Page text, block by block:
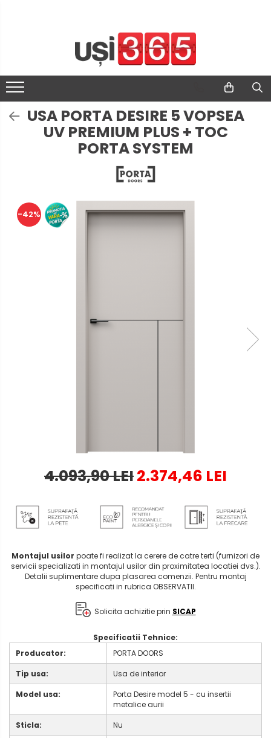
USA PORTA DESIRE 5 VOPSEA
UV PREMIUM PLUS + TOC
PORTA SYSTEM
-42%
4.093,90 LEI2.374,46 LEI
Montajul usilor poate fi realizat la cerere de catre terti (furnizori de
servicii specializati in montajul usilor din proximitatea locatiei dvs.).
Detalii suplimentare dupa plasarea comenzii. Pentru montaj
specificati in rubrica OBSERVATII.
Solicita achizitie prin SICAP
Specificatii Tehnice:
Producator:
PORTA DOORS
Tip usa:
Usa de interior
Model usa:
Porta Desire model 5 - cu insertii
metalice aurii
Sticla:
Nu